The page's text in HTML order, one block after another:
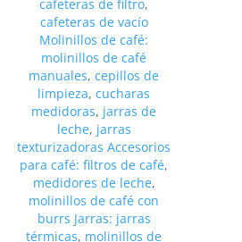
cafeteras de filtro,
cafeteras de vacío
Molinillos de café:
molinillos de café
manuales,cepillos de
limpieza,cucharas
medidoras, jarras de
leche, jarras
texturizadoras Accesorios
para café: filtros de café,
medidores de leche,
molinillos de café con
burrs Jarras: jarras
térmicas, molinillos de